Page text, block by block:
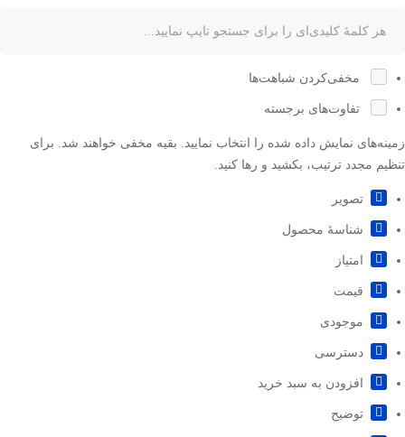
مخفی‌کردن شباهت‌ها
تفاوت‌های برجسته
زمینه‌های نمایش داده شده را انتخاب نمایید. بقیه مخفی خواهند شد. برای
تنظیم مجدد ترتیب، بکشید و رها کنید.
تصویر
شناسۀ محصول
امتیاز
قيمت
موجودی
دسترسی
افزودن به سبد خرید
توضیح